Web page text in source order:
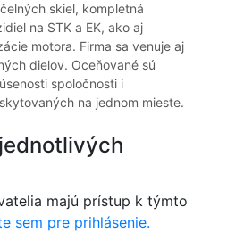
skiel, kompletná
na STK a EK, ako aj
motora. Firma sa venuje aj
dielov. Oceňované sú
spoločnosti i
na jednom mieste.
majú prístup k týmto
sem pre prihlásenie.